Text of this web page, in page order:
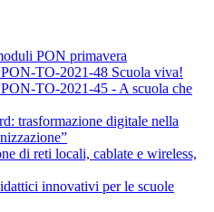
PON primavera
TO-2021-48 Scuola viva!
TO-2021-45 - A scuola che
trasformazione digitale nella
di reti locali, cablate e wireless,
innovativi per le scuole